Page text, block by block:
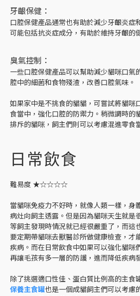
牙齦保健：
口腔保健產品通常也有助於減少牙齦炎症
可能包括抗炎症成分，有助於維持牙齦的
臭氣控制：
一些口腔保健產品可以幫助減少貓咪口氣
腔中的細菌和食物殘渣，改善口腔氣味。
如果家中是不挑食的貓貓，可嘗試將貓咪
食當中，強化口腔的防禦力。稍微調時的
排斥的貓咪，飼主們則可以考慮混進零食
日常飲食
難易度 ★☆☆☆☆
當貓咪免疫力不好時，就像人類一樣，身
病灶向飼主透露。但是因為貓咪天生就是
等飼主發現時情況就已經很嚴重了，而這
要定期帶貓咪去獸醫診所做健康檢查，才
疾病。而在日常飲食中如果可以強化貓咪
再讓毛孩有多一層的防護，進而降低疾病
除了挑選適口性佳、蛋白質比例高的主食
保養主食罐也是一個成貓飼主們可以考慮